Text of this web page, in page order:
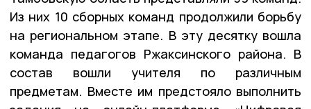
Из них 10 сборных команд продолжили борьбу
на региональном этапе. В эту десятку вошла
команда педагогов Ржаксинского района. В
состав вошли учителя по различным
предметам. Вместе им предстояло выполнить